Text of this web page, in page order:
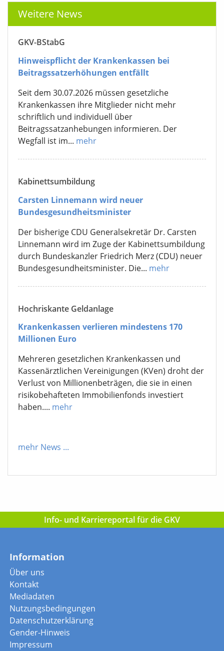
Weitere News
GKV-BStabG
Hinweispflicht der Krankenkassen bei
Beitragssatzerhöhungen entfällt
Seit dem 30.07.2026 müssen gesetzliche
Krankenkassen ihre Mitglieder nicht mehr
schriftlich und individuell über
Beitragssatzanhebungen informieren. Der
Wegfall ist im... mehr
Kabinettsumbildung
Carsten Linnemann wird neuer
Bundesgesundheitsminister
Der bisherige CDU Generalsekretär Dr. Carsten
Linnemann wird im Zuge der Kabinettsumbildung
durch Bundeskanzler Friedrich Merz (CDU) neuer
Bundesgesundheitsminister. Die... mehr
Hochriskante Geldanlage
Krankenkassen verlieren mindestens 170
Millionen Euro
Mehreren gesetzlichen Krankenkassen und
Kassenärztlichen Vereinigungen (KVen) droht der
Verlust von Millionenbeträgen, die sie in einen
risikobehafteten Immobilienfonds investiert
haben.... mehr
mehr News ...
Info- und Karriereportal für die GKV
Information
Über uns
Kontakt
Mediadaten
Nutzungsbedingungen
Datenschutzerklärung
Gender-Hinweis
Impressum